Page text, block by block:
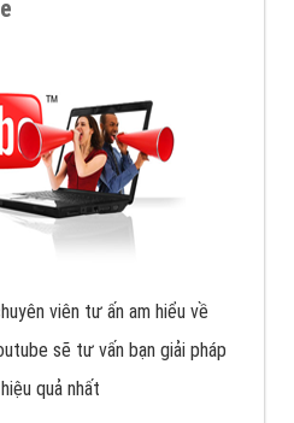
viên tư ấn am hiểu về
sẽ tư vấn bạn giải pháp
quả nhất